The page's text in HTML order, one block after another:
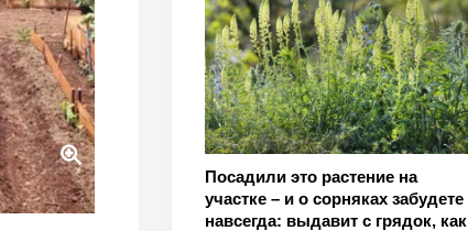
Посадили это растение на
участке – и о сорняках забудете
навсегда: выдавит с грядок, как
для